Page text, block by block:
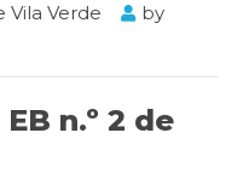
Vila Verde
by
n.º 2 de